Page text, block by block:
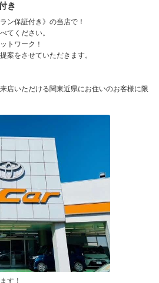
き
ン保証付き》の当店で！
てください。
トワーク！
案をさせていただきます。
店いただける関東近県にお住いのお客様に限
す！